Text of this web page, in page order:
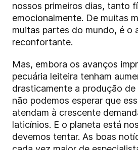
nossos primeiros dias, tanto
emocionalmente. De muitas
muitas partes do mundo, é o
reconfortante.
Mas, embora os avanços
pecuária leiteira tenham
drasticamente a produção
não podemos esperar que
atendam à crescente
laticínios. E o planeta está
devemos tentar. As boas